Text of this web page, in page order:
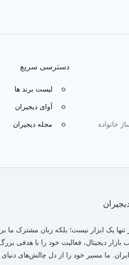
خانواده
دسترسی سریع
لیست برند ها
آوای دیجیران
مجله دیجیران
تنها یک ابزار نیست؛ بلکه زبان مشترک
بازار دیجیتال، فعالیت خود را با هدفی
ما مسیر خود را از دل چالش‌های دنیای